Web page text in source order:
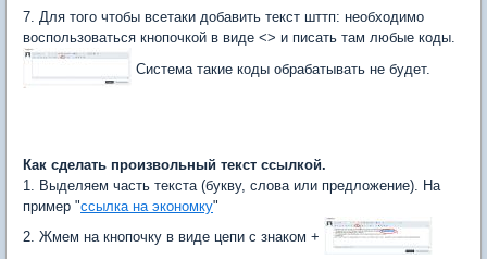
7. Для того чтобы всетаки добавить текст шттп: необходимо
воспользоваться кнопочкой в виде <> и писать там любые коды.
Система такие коды обрабатывать не будет.
Как сделать произвольный текст ссылкой.
1. Выделяем часть текста (букву, слова или предложение). На
пример "ссылка на экономку"
2. Жмем на кнопочку в виде цепи с знаком +